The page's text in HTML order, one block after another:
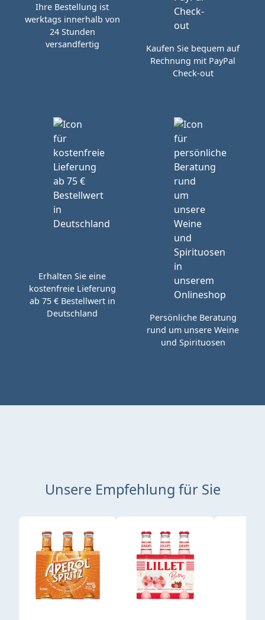
Ihre Bestellung ist
werktags innerhalb von
24 Stunden
versandfertig
Kaufen Sie bequem auf
Rechnung mit PayPal
Check-out
Erhalten Sie eine
kostenfreie Lieferung
ab 75 € Bestellwert in
Deutschland
Persönliche Beratung
rund um unsere Weine
und Spirituosen
Unsere Empfehlung für Sie
Produktgalerie überspringen